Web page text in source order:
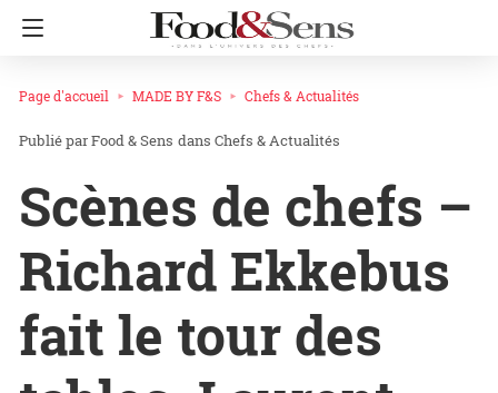
Page d'accueil MADE BY F&S Chefs & Actualités
Food & Sens dans Chefs & Actualités
Scènes de chefs –
Richard Ekkebus
fait le tour des